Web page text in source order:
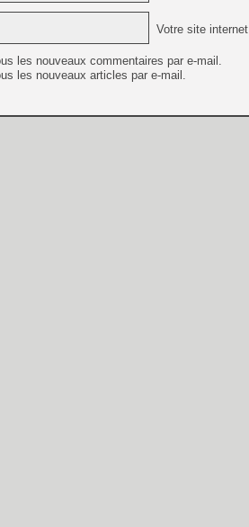
Votre site internet
les nouveaux commentaires par e-mail.
les nouveaux articles par e-mail.